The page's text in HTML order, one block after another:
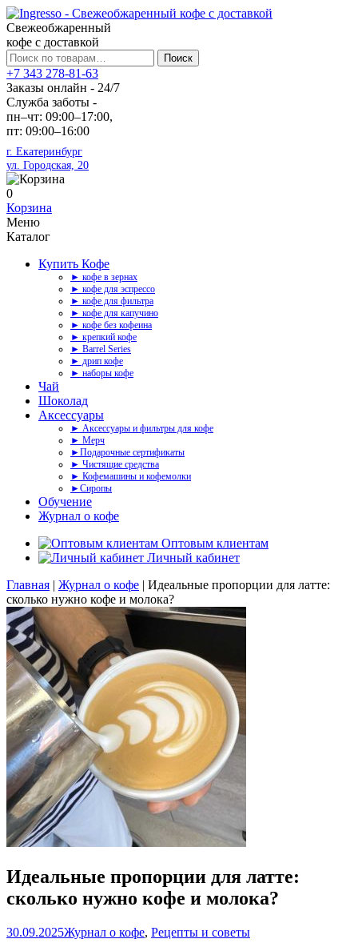
Свежеобжаренный
кофе с доставкой
Искать:
Поиск
+7 343 278-81-63
Заказы онлайн - 24/7
Служба заботы -
пн–чт: 09:00–17:00,
пт: 09:00–16:00
г. Екатеринбург
ул. Городская, 20
0
Корзина
Меню
Каталог
Купить Кофе
► кофе в зернах
► кофе для эспрессо
► кофе для фильтра
► кофе для капучино
► кофе без кофеина
► крепкий кофе
► Barrel Series
► дрип кофе
► наборы кофе
Чай
Шоколад
Аксессуары
► Аксессуары и фильтры для кофе
► Мерч
►Подарочные сертификаты
► Чистящие средства
► Кофемашины и кофемолки
►Сиропы
Обучение
Журнал о кофе
Оптовым клиентам
Личный кабинет
Главная | Журнал о кофе | Идеальные пропорции для латте:
сколько нужно кофе и молока?
Идеальные пропорции для латте:
сколько нужно кофе и молока?
30.09.2025Журнал о кофе, Рецепты и советы